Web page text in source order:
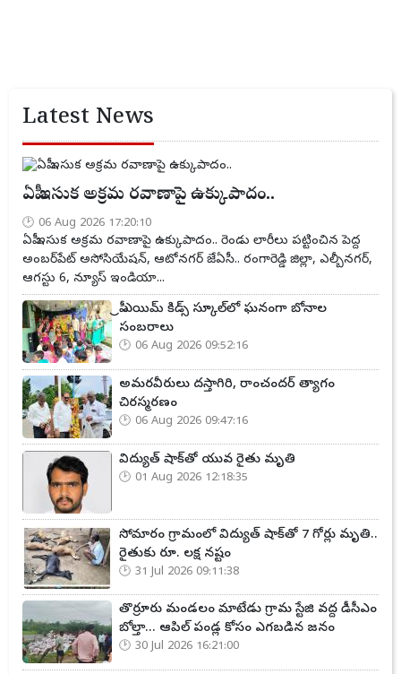
Latest News
ఏపీ ఇసుక అక్రమ రవాణాపై ఉక్కుపాదం..
06 Aug 2026 17:20:10
ఏపీ ఇసుక అక్రమ రవాణాపై ఉక్కుపాదం.. రెండు లారీలు పట్టించిన పెద్ద
అంబర్‌పేట్ అసోసియేషన్, ఆటోనగర్ జేఏసీ.. రంగారెడ్డి జిల్లా, ఎల్బీనగర్,
ఆగస్టు 6, న్యూస్ ఇండియా...
ప్రీ ఎయిమ్ కిడ్స్ స్కూల్‌లో ఘనంగా బోనాల
సంబరాలు
06 Aug 2026 09:52:16
అమరవీరులు దస్తాగిరి, రాంచందర్ త్యాగం
చిరస్మరణం
06 Aug 2026 09:47:16
విద్యుత్ షాక్‌తో యువ రైతు మృతి
01 Aug 2026 12:18:35
సోమారం గ్రామంలో విద్యుత్ షాక్‌తో 7 గోర్లు మృతి..
రైతుకు రూ. లక్ష నష్టం
31 Jul 2026 09:11:38
తొర్రూరు మండలం మాటేడు గ్రామ స్టేజి వద్ద డీసీఎం
బోల్తా... ఆపిల్ పండ్ల కోసం ఎగబడిన జనం
30 Jul 2026 16:21:00